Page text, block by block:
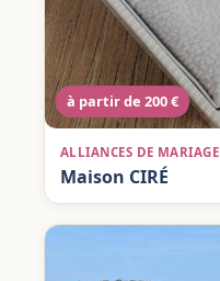
à partir de 200 €
ALLIANCES DE MARIAGE
Maison CIRÉ